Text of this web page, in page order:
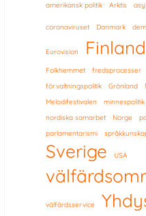
amerikansk politik Arktis
coronaviruset Danmark
Eurovision Finland
Folkhemmet fredsprocesser
förvaltningspolitik
Grönland
Melodifestivalen
minnespolitik
nordiska samarbet
Norge
parlamentarismi
Sverige USA
välfärdsservice